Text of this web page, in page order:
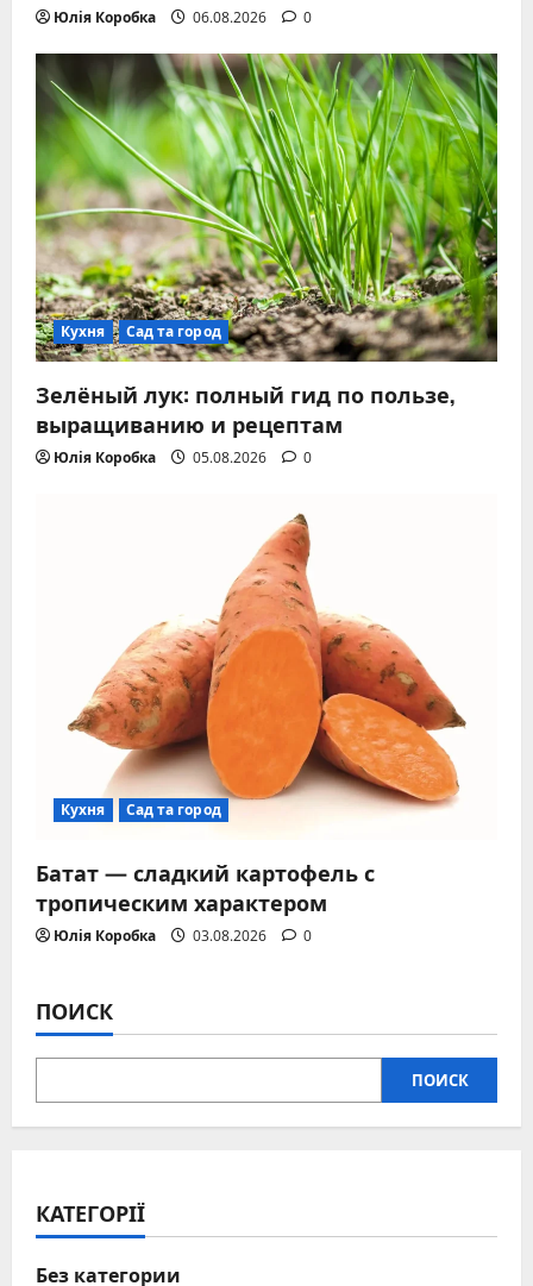
Юлія Коробка 06.08.2026 0
Кухня Сад та город
Зелёный лук: полный гид по пользе,
выращиванию и рецептам
Юлія Коробка 05.08.2026 0
Кухня Сад та город
Батат — сладкий картофель с
тропическим характером
Юлія Коробка 03.08.2026 0
ПОИСК
ПОИСК
КАТЕГОРІЇ
Без категории